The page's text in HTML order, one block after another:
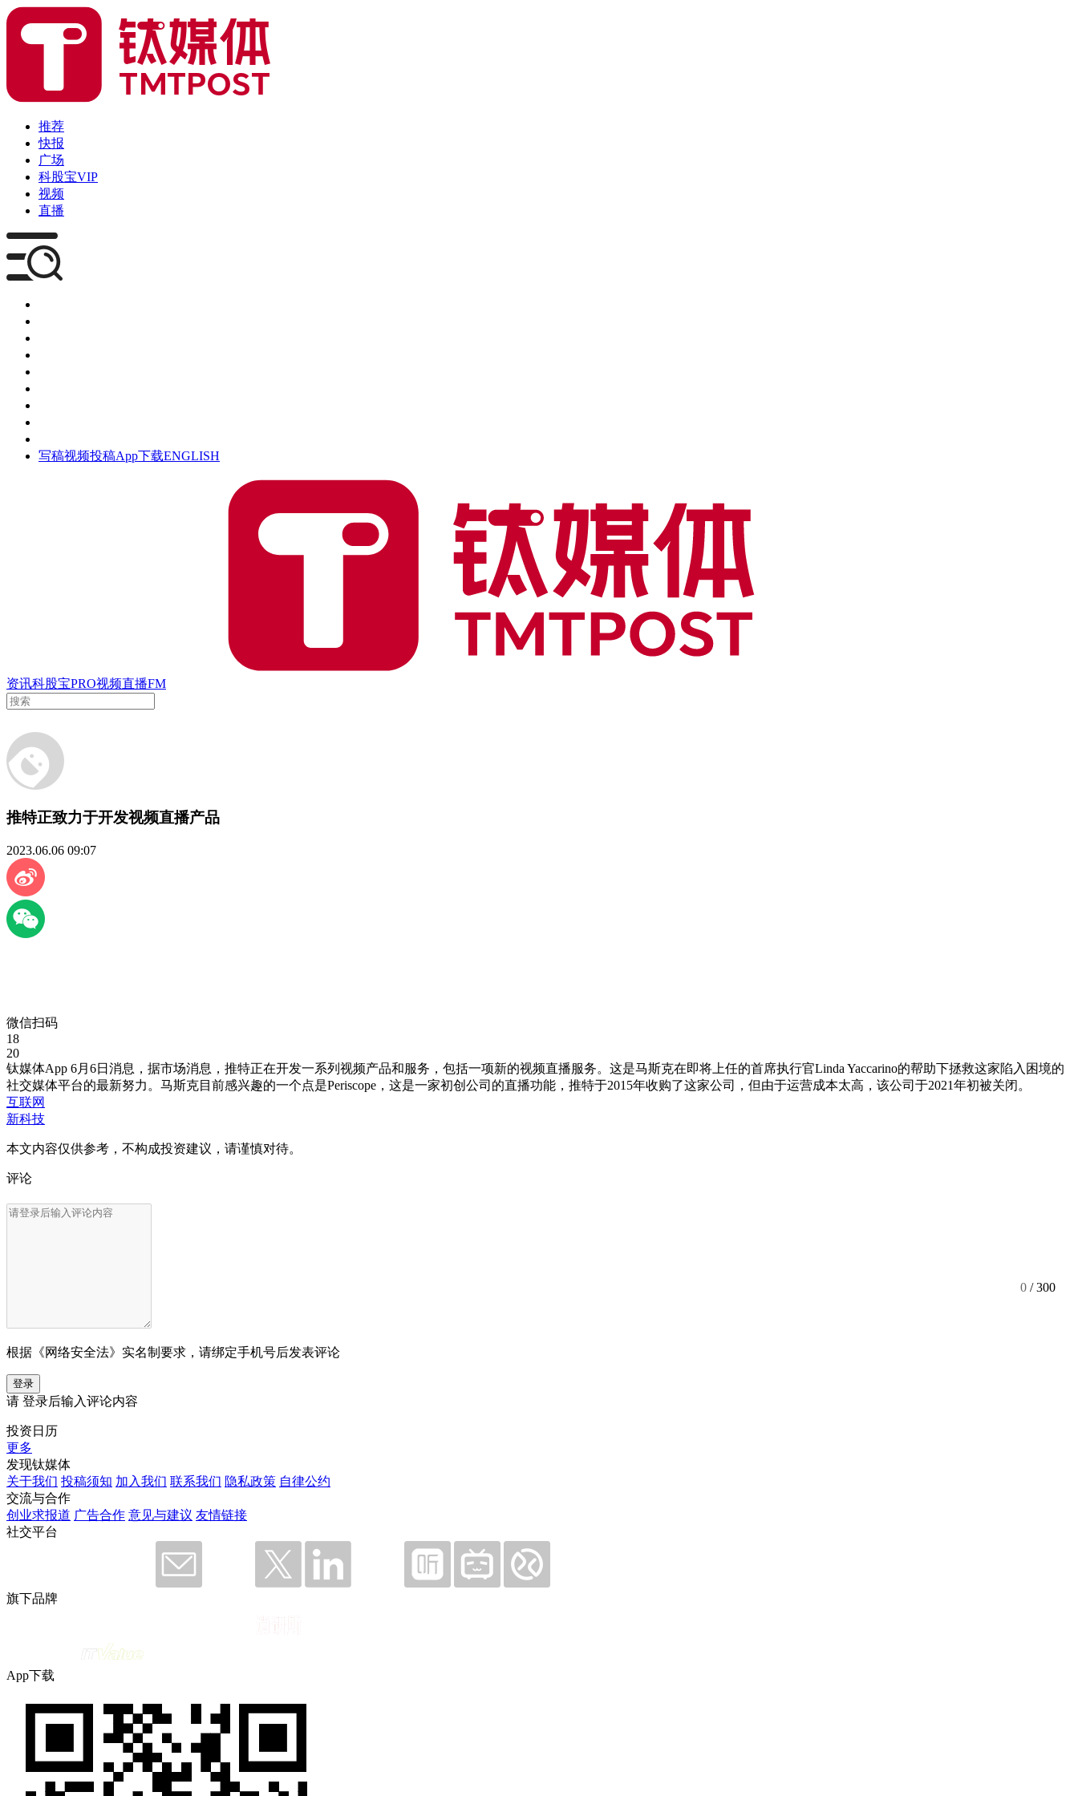
推荐
快报
广场
科股宝VIP
视频
直播
写稿视频投稿App下载ENGLISH
资讯科股宝PRO视频直播FM
推特正致力于开发视频直播产品
2023.06.06 09:07
微信扫码
18
20
钛媒体App 6月6日消息，据市场消息，推特正在开发一系列视频产品和服务，包括一项新的视频直播服务。这是马斯克在即将上任的首席执行官Linda Yaccarino的帮助下拯救这家陷入困境的
社交媒体平台的最新努力。马斯克目前感兴趣的一个点是Periscope，这是一家初创公司的直播功能，推特于2015年收购了这家公司，但由于运营成本太高，该公司于2021年初被关闭。
互联网
新科技
本文内容仅供参考，不构成投资建议，请谨慎对待。
评论
0 / 300
根据《网络安全法》实名制要求，请绑定手机号后发表评论
登录
请 登录后输入评论内容
投资日历
更多
发现钛媒体
关于我们 投稿须知 加入我们 联系我们 隐私政策 自律公约
交流与合作
创业求报道 广告合作 意见与建议 友情链接
社交平台
旗下品牌
App下载